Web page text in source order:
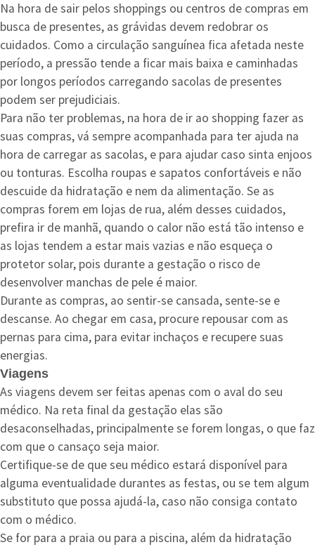
Na hora de sair pelos shoppings ou centros de compras em
busca de presentes, as grávidas devem redobrar os
cuidados. Como a circulação sanguínea fica afetada neste
período, a pressão tende a ficar mais baixa e caminhadas
por longos períodos carregando sacolas de presentes
podem ser prejudiciais.
Para não ter problemas, na hora de ir ao shopping fazer as
suas compras, vá sempre acompanhada para ter ajuda na
hora de carregar as sacolas, e para ajudar caso sinta enjoos
ou tonturas. Escolha roupas e sapatos confortáveis e não
descuide da hidratação e nem da alimentação. Se as
compras forem em lojas de rua, além desses cuidados,
prefira ir de manhã, quando o calor não está tão intenso e
as lojas tendem a estar mais vazias e não esqueça o
protetor solar, pois durante a gestação o risco de
desenvolver manchas de pele é maior.
Durante as compras, ao sentir-se cansada, sente-se e
descanse. Ao chegar em casa, procure repousar com as
pernas para cima, para evitar inchaços e recupere suas
energias.
Viagens
As viagens devem ser feitas apenas com o aval do seu
médico. Na reta final da gestação elas são
desaconselhadas, principalmente se forem longas, o que faz
com que o cansaço seja maior.
Certifique-se de que seu médico estará disponível para
alguma eventualidade durantes as festas, ou se tem algum
substituto que possa ajudá-la, caso não consiga contato
com o médico.
Se for para a praia ou para a piscina, além da hidratação